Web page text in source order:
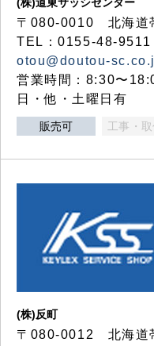
〒080-0010 北海道
TEL：0155-48-
otou@doutou-
営業時間：8:30〜
日・他・土曜日有
販売可 工事・
(株)反町
〒080-0012 北海道